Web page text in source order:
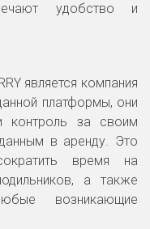
удобство и
является компания
платформы, они
контроль за своим
в аренду. Это
время на
а также
возникающие